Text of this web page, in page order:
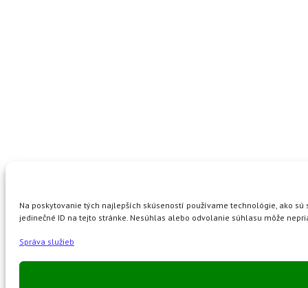
Na poskytovanie tých najlepších skúseností používame technológie, ako
jedinečné ID na tejto stránke. Nesúhlas alebo odvolanie súhlasu môže
Správa služieb